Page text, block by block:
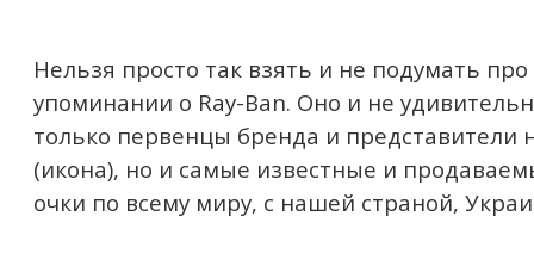
Нельзя просто так взять и не подумать
упоминании о Ray-Ban. Оно и не
только первенцы бренда и представители
(икона), но и самые известные и
очки по всему миру, с нашей страной,